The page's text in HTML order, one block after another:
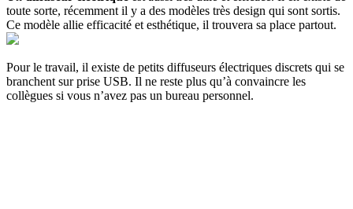
toute sorte, récemment il y a des modèles très design qui sont sortis.
Ce modèle allie efficacité et esthétique, il trouvera sa place partout.
Pour le travail, il existe de petits diffuseurs électriques discrets qui se
branchent sur prise USB. Il ne reste plus qu’à convaincre les
collègues si vous n’avez pas un bureau personnel.